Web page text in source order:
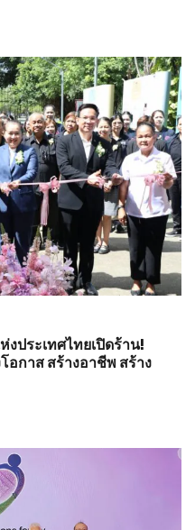
ประเทศไทยเปิดร้าน!
อกาส สร้างอาชีพ สร้าง